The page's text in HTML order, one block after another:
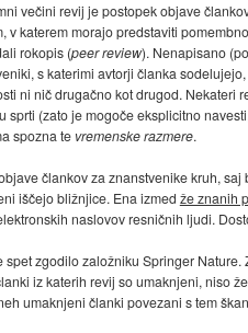
večini revij je postopek objave
v katerem morajo predstaviti
rokopis (peer review). Nenapisano
s katerimi avtorji članka
ni nič drugačno kot drugod. Nekateri
sprti (zato je mogoče eksplicitno
spozna te vremenske razmere.
člankov za znanstvenike kruh,
iščejo bližnjice. Ena izmed že znanih
naslovov resničnih ljudi.
spet zgodilo založniku Springer
iz katerih revij so umaknjeni, niso
umaknjeni članki povezani s tem